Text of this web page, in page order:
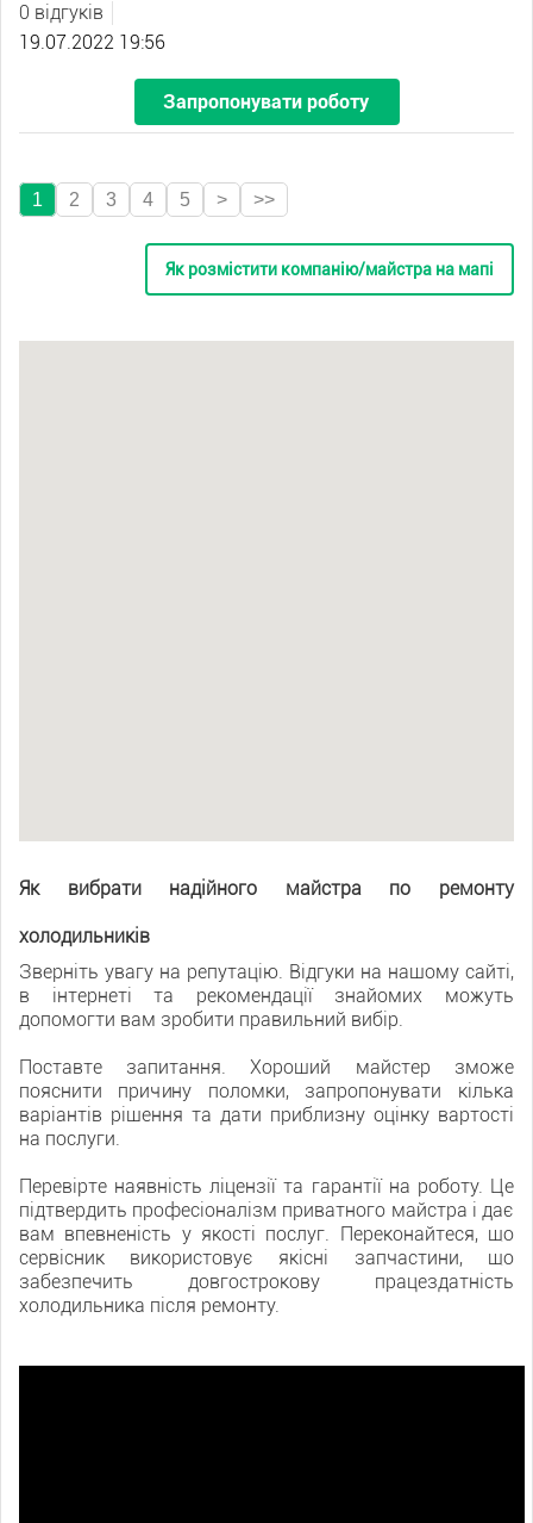
0 відгуків
19.07.2022 19:56
Запропонувати роботу
1 2 3 4 5 > >>
Як розмістити компанію/майстра на мапі
Як вибрати надійного майстра по ремонту
холодильників
Зверніть увагу на репутацію. Відгуки на нашому сайті,
в інтернеті та рекомендації знайомих можуть
допомогти вам зробити правильний вибір.
Поставте запитання. Хороший майстер зможе
пояснити причину поломки, запропонувати кілька
варіантів рішення та дати приблизну оцінку вартості
на послуги.
Перевірте наявність ліцензії та гарантії на роботу. Це
підтвердить професіоналізм приватного майстра і дає
вам впевненість у якості послуг. Переконайтеся, що
сервісник використовує якісні запчастини, що
забезпечить довгострокову працездатність
холодильника після ремонту.